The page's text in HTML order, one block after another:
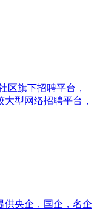
区旗下招聘平台，
型网络招聘平台，
供央企，国企，名企